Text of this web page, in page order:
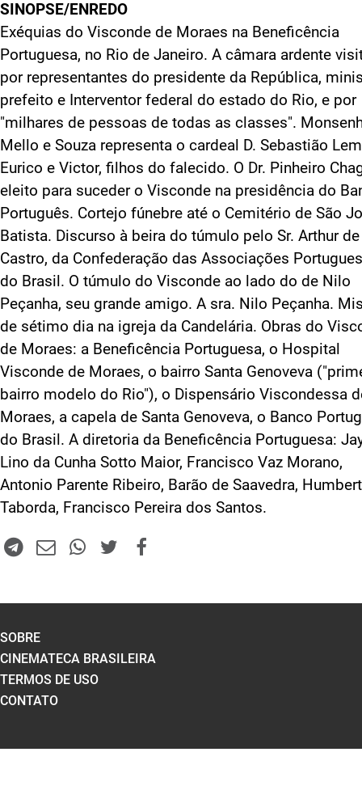
SINOPSE/ENREDO
Exéquias do Visconde de Moraes na Beneficência
Portuguesa, no Rio de Janeiro. A câmara ardente
por representantes do presidente da República,
prefeito e Interventor federal do estado do Rio, e por
"milhares de pessoas de todas as classes".
Mello e Souza representa o cardeal D. Sebastião
Eurico e Victor, filhos do falecido. O Dr. Pinheiro
eleito para suceder o Visconde na presidência do
Português. Cortejo fúnebre até o Cemitério de São
Batista. Discurso à beira do túmulo pelo Sr. Arthur de
Castro, da Confederação das Associações
do Brasil. O túmulo do Visconde ao lado do de Nilo
Peçanha, seu grande amigo. A sra. Nilo Peçanha.
de sétimo dia na igreja da Candelária. Obras do
de Moraes: a Beneficência Portuguesa, o Hospital
Visconde de Moraes, o bairro Santa Genoveva
bairro modelo do Rio"), o Dispensário Viscondessa
Moraes, a capela de Santa Genoveva, o Banco
do Brasil. A diretoria da Beneficência Portuguesa:
Lino da Cunha Sotto Maior, Francisco Vaz Morano,
Antonio Parente Ribeiro, Barão de Saavedra,
Taborda, Francisco Pereira dos Santos.
SOBRE
CINEMATECA BRASILEIRA
TERMOS DE USO
CONTATO